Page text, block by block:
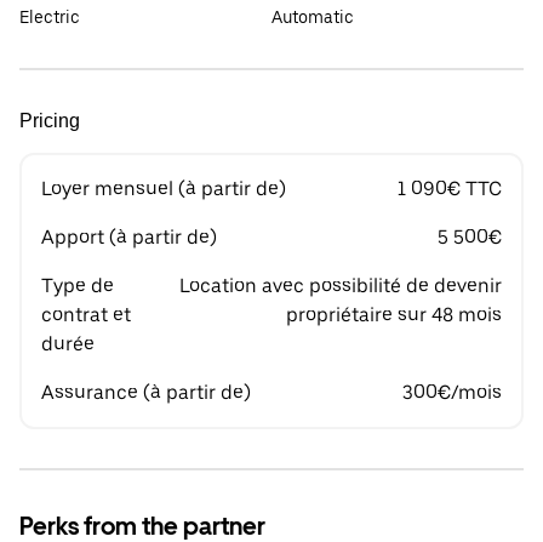
Electric
Automatic
Pricing
Loyer mensuel (à partir de) 1 090€ TTC
Apport (à partir de) 5 500€
Type de
contrat et
durée
Location avec possibilité de devenir
propriétaire sur 48 mois
Assurance (à partir de) 300€/mois
Perks from the partner